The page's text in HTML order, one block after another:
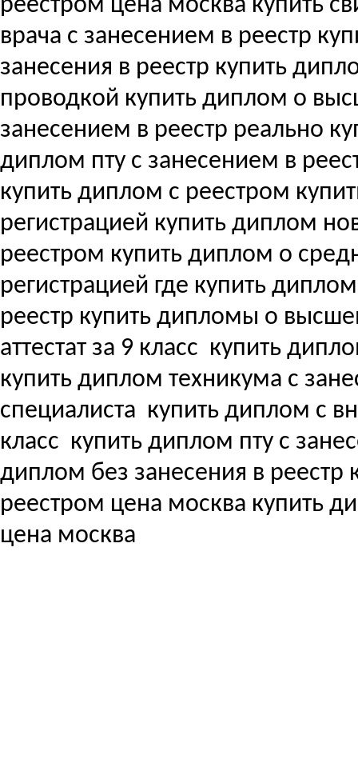
реестром цена москва купить
врача с занесением в реестр
занесения в реестр купить
проводкой купить диплом о
занесением в реестр реально
диплом пту с занесением в
купить диплом с реестром
регистрацией купить диплом
реестром купить диплом о
регистрацией где купить
реестр купить дипломы о
аттестат за 9 класс купить
купить диплом техникума с
специалиста купить диплом с
класс купить диплом пту с
диплом без занесения в реестр
реестром цена москва купить
цена москва